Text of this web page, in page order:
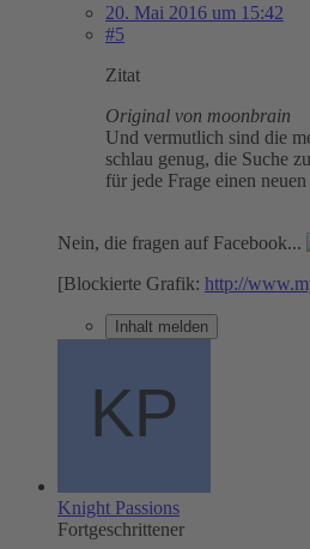
20. Mai 2016 um 15:42
#5
Zitat
Original von moonbrain
Und vermutlich sind die
schlau genug, die Suche
für jede Frage einen
Nein, die fragen auf Facebook...
[Blockierte Grafik: http://
Inhalt melden
Knight Passions
Fortgeschrittener